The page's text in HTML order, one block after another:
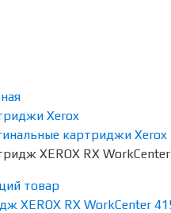
Xerox
картриджи Xerox
XEROX RX
товар